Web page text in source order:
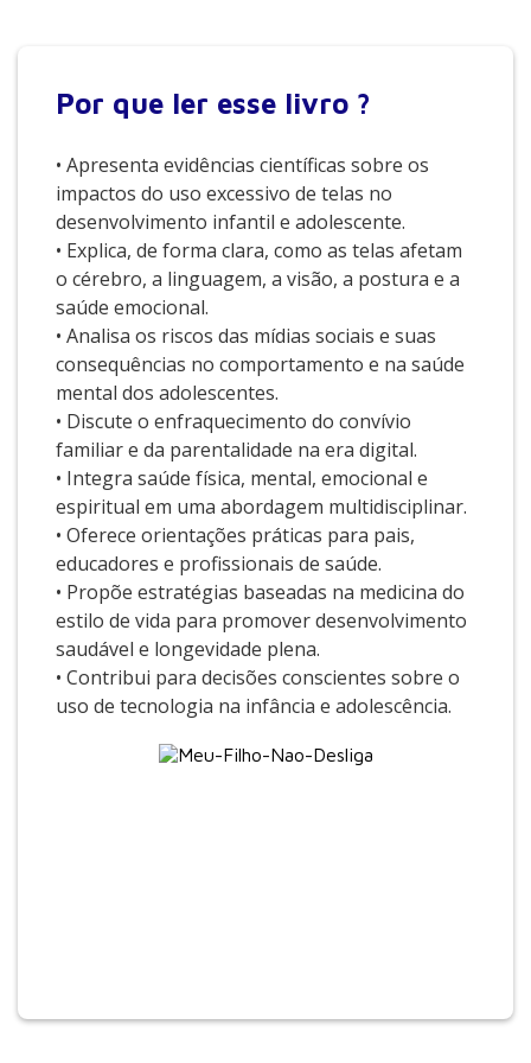
Por que ler esse livro ?
• Apresenta evidências científicas sobre os
impactos do uso excessivo de telas no
desenvolvimento infantil e adolescente.
• Explica, de forma clara, como as telas afetam
o cérebro, a linguagem, a visão, a postura e a
saúde emocional.
• Analisa os riscos das mídias sociais e suas
consequências no comportamento e na saúde
mental dos adolescentes.
• Discute o enfraquecimento do convívio
familiar e da parentalidade na era digital.
• Integra saúde física, mental, emocional e
espiritual em uma abordagem multidisciplinar.
• Oferece orientações práticas para pais,
educadores e profissionais de saúde.
• Propõe estratégias baseadas na medicina do
estilo de vida para promover desenvolvimento
saudável e longevidade plena.
• Contribui para decisões conscientes sobre o
uso de tecnologia na infância e adolescência.